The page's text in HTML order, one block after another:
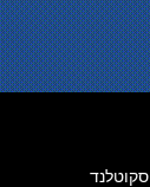
סקוטלנד